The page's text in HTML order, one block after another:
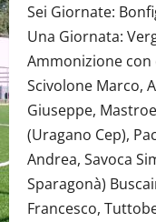
Sei Giornate:
Una Giornata:
Ammonizione
Scivolone Marco,
Giuseppe,
(Uragano Cep),
Andrea, Savoca
Sparagonà)
Francesco,